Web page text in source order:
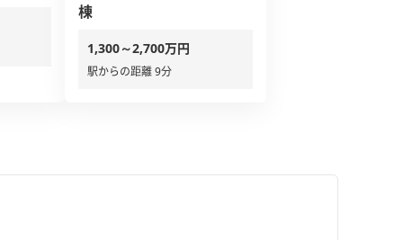
棟
1,300～2,700万円
駅からの距離 9分